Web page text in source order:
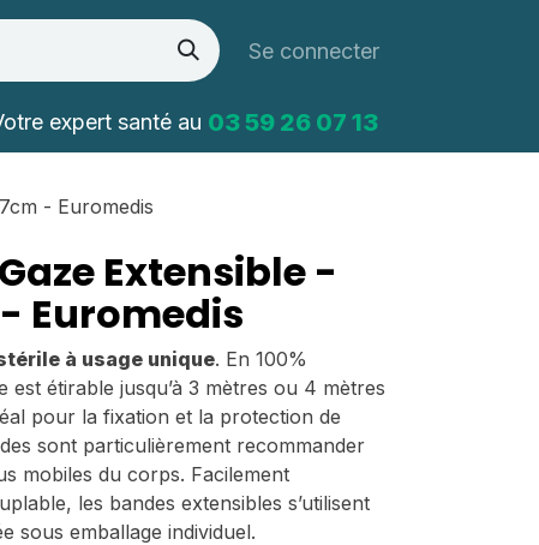
Se connecter
expert santé au 03 59 26 07 13
- Euromedis
Extensible -
Euromedis
à usage unique. En 100%
est étirable jusqu’à 3 mètres ou 4 mètres
pour la fixation et la protection de
sont particulièrement recommander
mobiles du corps. Facilement
les bandes extensibles s’utilisent
sous emballage individuel.